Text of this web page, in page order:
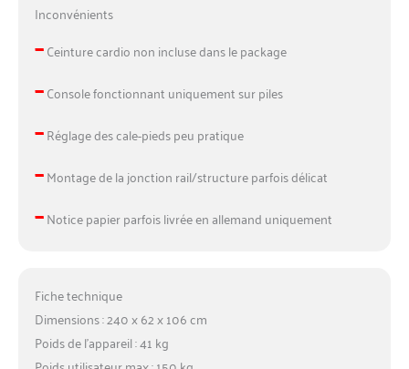
Inconvénients
–Ceinture cardio non incluse dans le package
–Console fonctionnant uniquement sur piles
–Réglage des cale-pieds peu pratique
–Montage de la jonction rail/structure parfois délicat
–Notice papier parfois livrée en allemand uniquement
Fiche technique
Dimensions : 240 x 62 x 106 cm
Poids de l’appareil : 41 kg